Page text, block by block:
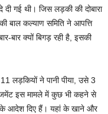
गई थी। जिस लड़की की दोबारा
बाल कल्याण समिति ने आपत्ति
बार क्यों बिगड़ रही है, इसकी
लड़कियों ने पानी पीया, उसे 3
इस मामले में कुछ भी कहने से
के आदेश दिए हैं। यहां के खाने और